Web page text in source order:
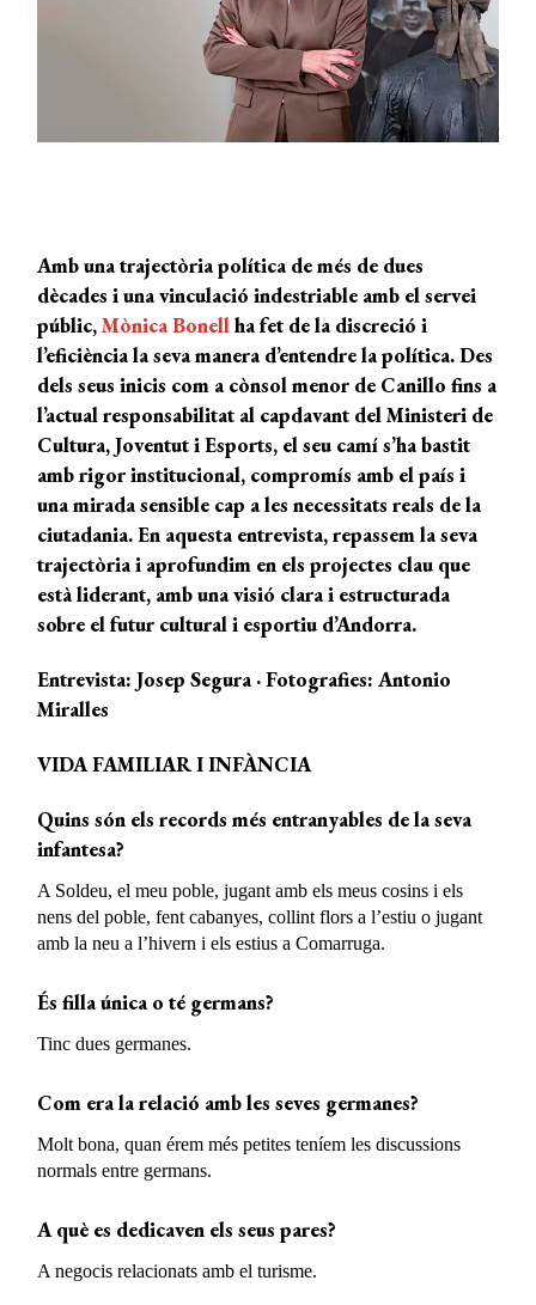
Amb una trajectòria política de més de dues
dècades i una vinculació indestriable amb el servei
públic,Mònica Bonellha fet de la discreció i
l’eficiència la seva manera d’entendre la política. Des
dels seus inicis com a cònsol menor de Canillo fins a
l’actual responsabilitat al capdavant del Ministeri de
Cultura, Joventut i Esports, el seu camí s’ha bastit
amb rigor institucional, compromís amb el país i
una mirada sensible cap a les necessitats reals de la
ciutadania. En aquesta entrevista, repassem la seva
trajectòria i aprofundim en els projectes clau que
està liderant, amb una visió clara i estructurada
sobre el futur cultural i esportiu d’Andorra.
Entrevista: Josep Segura · Fotografies: Antonio
Miralles
VIDA FAMILIAR I INFÀNCIA
Quins són els records més entranyables de la seva
infantesa?
A Soldeu, el meu poble, jugant amb els meus cosins i els
nens del poble, fent cabanyes, collint flors a l’estiu o jugant
amb la neu a l’hivern i els estius a Comarruga.
És filla única o té germans?
Tinc dues germanes.
Com era la relació ambles seves germanes?
Molt bona, quan érem més petites teníem les discussions
normals entre germans.
A què es dedicaven els seus pares?
A negocis relacionats amb el turisme.